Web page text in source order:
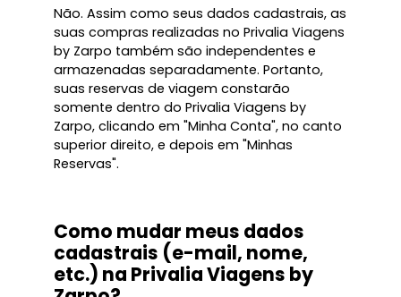
Não. Assim como seus dados cadastrais, as
suas compras realizadas no Privalia Viagens
by Zarpo também são independentes e
armazenadas separadamente. Portanto,
suas reservas de viagem constarão
somente dentro do Privalia Viagens by
Zarpo, clicando em "Minha Conta", no canto
superior direito, e depois em "Minhas
Reservas".
Como mudar meus dados
cadastrais (e-mail, nome,
etc.) na Privalia Viagens by